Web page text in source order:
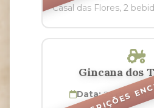
Casal das Flores, 2
INSCRIÇÕES
Gincana dos
Data:25 de Julho